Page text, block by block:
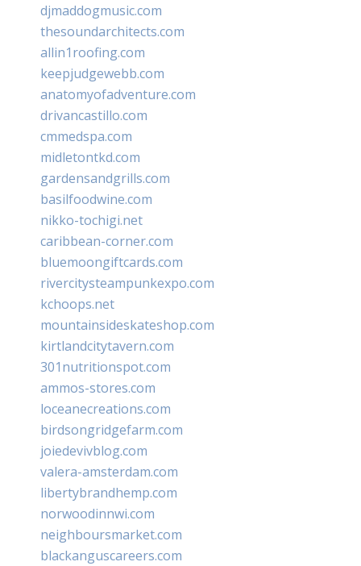
djmaddogmusic.com
thesoundarchitects.com
allin1roofing.com
keepjudgewebb.com
anatomyofadventure.com
drivancastillo.com
cmmedspa.com
midletontkd.com
gardensandgrills.com
basilfoodwine.com
nikko-tochigi.net
caribbean-corner.com
bluemoongiftcards.com
rivercitysteampunkexpo.com
kchoops.net
mountainsideskateshop.com
kirtlandcitytavern.com
301nutritionspot.com
ammos-stores.com
loceanecreations.com
birdsongridgefarm.com
joiedevivblog.com
valera-amsterdam.com
libertybrandhemp.com
norwoodinnwi.com
neighboursmarket.com
blackanguscareers.com